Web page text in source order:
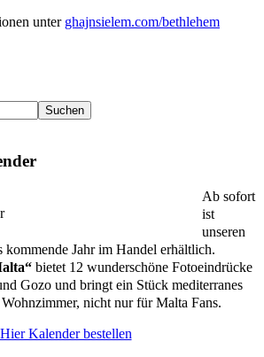
unter ghajnsielem.com/bethlehem
Suchen
Ab sofort
ist
unseren
Jahr im Handel erhältlich.
bietet 12 wunderschöne Fotoeindrücke
Gozo und bringt ein Stück mediterranes
nicht nur für Malta Fans.
Hier Kalender bestellen